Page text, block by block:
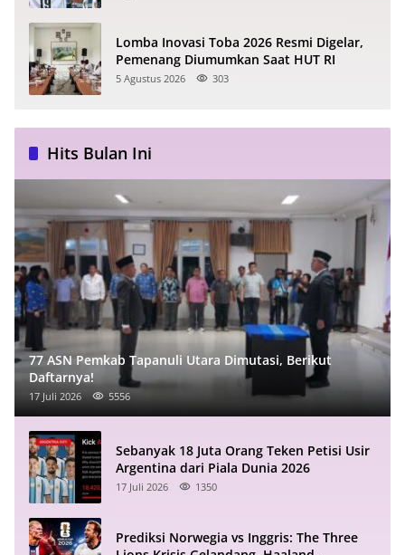
Lomba Inovasi Toba 2026 Resmi Digelar,
Pemenang Diumumkan Saat HUT RI
5 Agustus 2026 303
Hits Bulan Ini
77 ASN Pemkab Tapanuli Utara Dimutasi, Berikut
Daftarnya!
17 Juli 2026 5556
Sebanyak 18 Juta Orang Teken Petisi Usir
Argentina dari Piala Dunia 2026
17 Juli 2026 1350
Prediksi Norwegia vs Inggris: The Three